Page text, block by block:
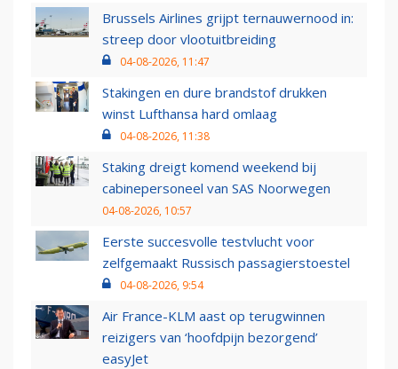
Brussels Airlines grijpt ternauwernood in:
streep door vlootuitbreiding
04-08-2026, 11:47
Stakingen en dure brandstof drukken
winst Lufthansa hard omlaag
04-08-2026, 11:38
Staking dreigt komend weekend bij
cabinepersoneel van SAS Noorwegen
04-08-2026, 10:57
Eerste succesvolle testvlucht voor
zelfgemaakt Russisch passagierstoestel
04-08-2026, 9:54
Air France-KLM aast op terugwinnen
reizigers van ‘hoofdpijn bezorgend’
easyJet